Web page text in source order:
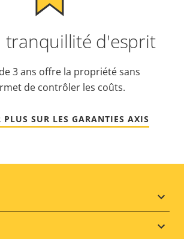
tranquillité d'esprit
3 ans offre la propriété sans
de contrôler les coûts.
PLUS SUR LES GARANTIES AXIS